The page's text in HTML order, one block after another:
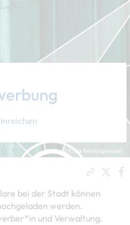
© Kreis Recklinghausen
bei der Stadt können
werden.
und Verwaltung.